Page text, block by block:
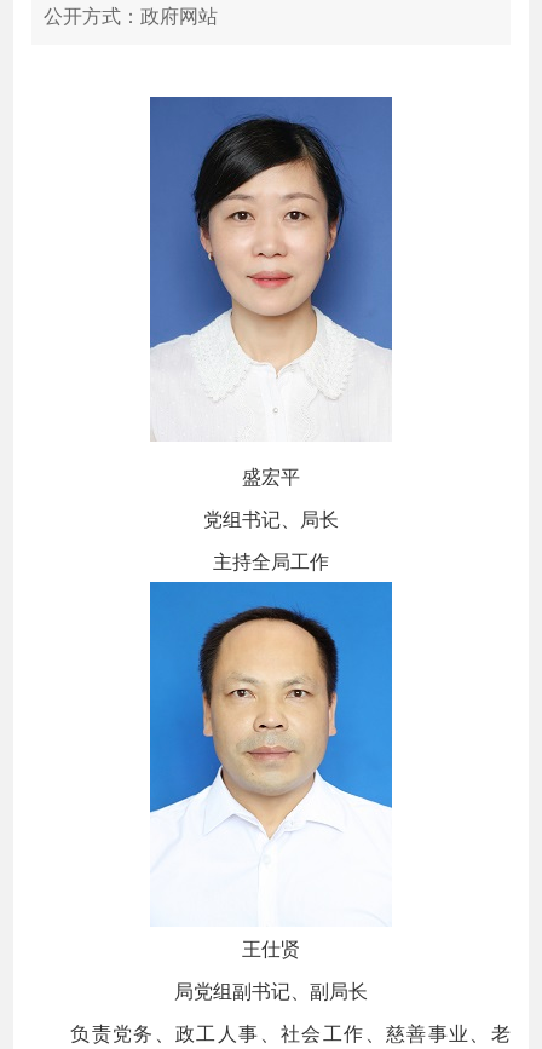
公开方式：政府网站
盛宏平
党组书记、局长
主持全局工作
王仕贤
局党组副书记、副局长
负责党务、政工人事、社会工作、慈善事业、老